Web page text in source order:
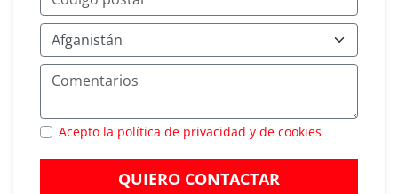
Acepto la política de privacidad y de cookies
QUIERO CONTACTAR